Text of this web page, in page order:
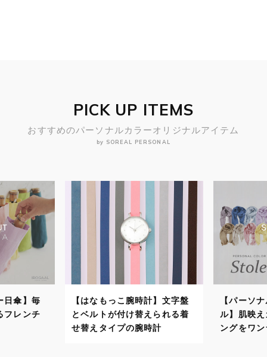
PICK UP ITEMS
おすすめのパーソナルカラーオリジナルアイテム
by SOREAL PERSONAL
時計】文字盤
替えられる着
【パーソナルカラーストー
ル】肌映えカラーでスタイリ
ングをワンランクアップ！
【
自
で